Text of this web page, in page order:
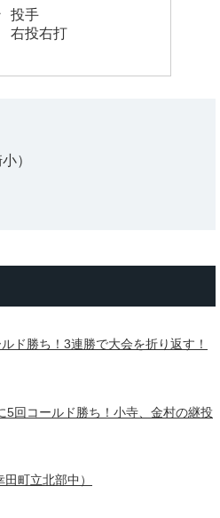
投手
右投右打
）
ド勝ち！3連勝で大会を折り返す！
回コールド勝ち！小寺、金村の継投
町立北部中）